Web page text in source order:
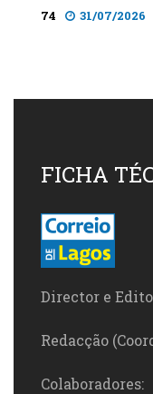
74 31/07/2026
FICHA
Director e
Redacção
Colaboradores: